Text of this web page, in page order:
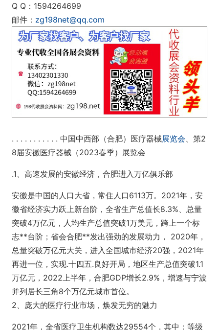
Q Q：1594264699
邮件： zg198net@qq.com
. . . . . . . . . . . 中国中西部（合肥）医疗器械展览会、 第2
8届安徽医疗器械（2023春季）展览会
.1、高速发展的安徽经济，合肥进入万亿俱乐部
安徽是中国的人口大省，常住人口6113万。2021年，安
徽省经济实力跃上新台阶，全省生产总值长8.3%、总量
突破4万亿元，人均生产总值突破1万美元，跨上一个标
志**台阶；省会合肥**发出强劲的发展动力， 2020年，
总量突破万亿元大关，进入全国城市经济20强，2021年
再进一位，实现.十四五.良好开局，地区生产总值突破1.1
万亿元，2022上半年，合肥GDP增长2.9%，增速与宁波
并列居长三角8个万亿元城市首位。
2、庞大的医疗行业市场，焕发无穷的魅力
2021年，全省医疗卫生机构数达29554个，其中：等级